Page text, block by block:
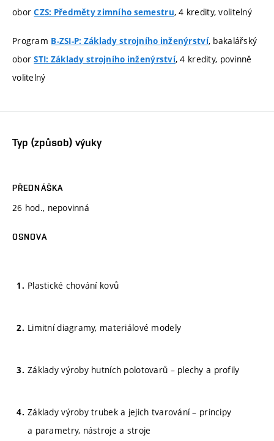
oborCZS: Předměty zimního semestru, 4 kredity, volitelný
Program B-ZSI-P: Základy strojního inženýrství, bakalářský
oborSTI: Základy strojního inženýrství, 4 kredity, povinně
volitelný
Typ (způsob) výuky
PŘEDNÁŠKA
26 hod., nepovinná
OSNOVA
Plastické chování kovů
Limitní diagramy, materiálové modely
Základy výroby hutních polotovarů – plechy a profily
Základy výroby trubek a jejich tvarování – principy
a parametry, nástroje a stroje